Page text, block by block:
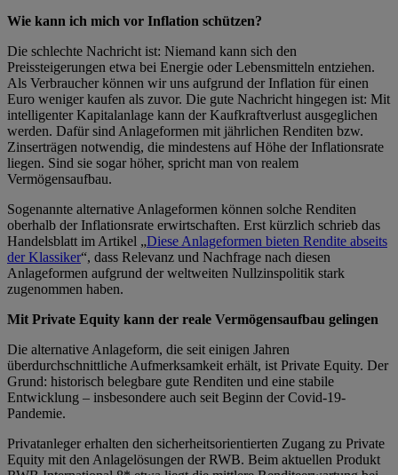
Wie kann ich mich vor Inflation schützen?
Die schlechte Nachricht ist: Niemand kann sich den
Preissteigerungen etwa bei Energie oder Lebensmitteln entziehen.
Als Verbraucher können wir uns aufgrund der Inflation für einen
Euro weniger kaufen als zuvor. Die gute Nachricht hingegen ist: Mit
intelligenter Kapitalanlage kann der Kaufkraftverlust ausgeglichen
werden. Dafür sind Anlageformen mit jährlichen Renditen bzw.
Zinserträgen notwendig, die mindestens auf Höhe der Inflationsrate
liegen. Sind sie sogar höher, spricht man von realem
Vermögensaufbau.
Sogenannte alternative Anlageformen können solche Renditen
oberhalb der Inflationsrate erwirtschaften. Erst kürzlich schrieb das
Handelsblatt im Artikel „Diese Anlageformen bieten Rendite abseits
der Klassiker“, dass Relevanz und Nachfrage nach diesen
Anlageformen aufgrund der weltweiten Nullzinspolitik stark
zugenommen haben.
Mit Private Equity kann der reale Vermögensaufbau gelingen
Die alternative Anlageform, die seit einigen Jahren
überdurchschnittliche Aufmerksamkeit erhält, ist Private Equity. Der
Grund: historisch belegbare gute Renditen und eine stabile
Entwicklung – insbesondere auch seit Beginn der Covid-19-
Pandemie.
Privatanleger erhalten den sicherheitsorientierten Zugang zu Private
Equity mit den Anlagelösungen der RWB. Beim aktuellen Produkt